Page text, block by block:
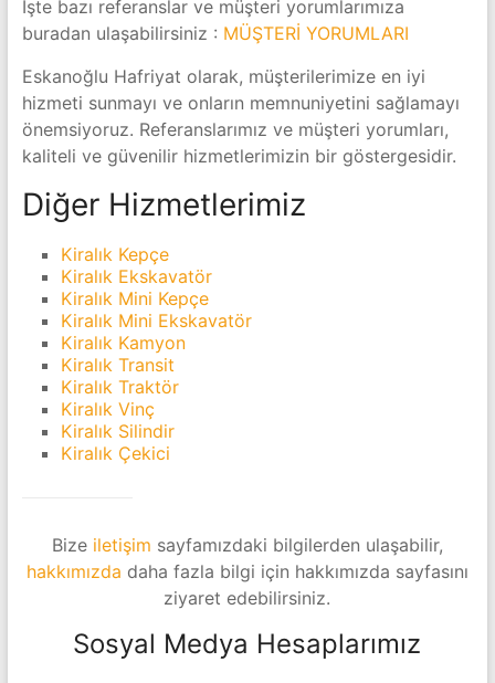
İşte bazı referanslar ve müşteri yorumlarımıza
buradan ulaşabilirsiniz : MÜŞTERİ YORUMLARI
Eskanoğlu Hafriyat olarak, müşterilerimize en iyi
hizmeti sunmayı ve onların memnuniyetini sağlamayı
önemsiyoruz. Referanslarımız ve müşteri yorumları,
kaliteli ve güvenilir hizmetlerimizin bir göstergesidir.
Diğer Hizmetlerimiz
Kiralık Kepçe
Kiralık Ekskavatör
Kiralık Mini Kepçe
Kiralık Mini Ekskavatör
Kiralık Kamyon
Kiralık Transit
Kiralık Traktör
Kiralık Vinç
Kiralık Silindir
Kiralık Çekici
Bize iletişim sayfamızdaki bilgilerden ulaşabilir,
hakkımızda daha fazla bilgi için hakkımızda sayfasını
ziyaret edebilirsiniz.
Sosyal Medya Hesaplarımız